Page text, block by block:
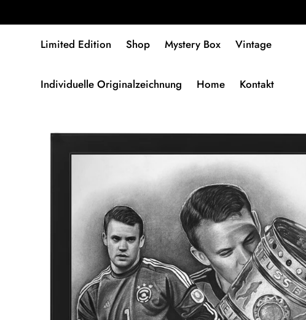
Limited Edition Shop Mystery Box Vintage
Individuelle Originalzeichnung Home Kontakt